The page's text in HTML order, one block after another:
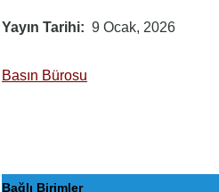
Yayın Tarihi 9 Ocak, 2026
Basın Bürosu
Bağlı Birimler